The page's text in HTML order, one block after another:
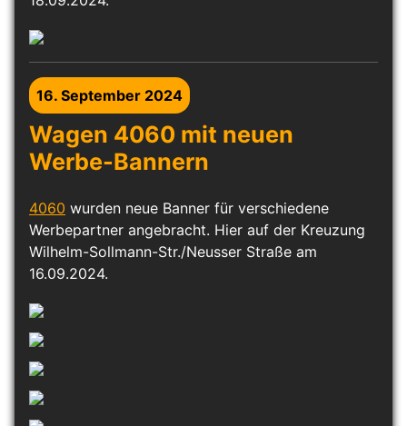
16. September 2024
Wagen 4060 mit neuen
Werbe-Bannern
4060 wurden neue Banner für verschiedene
Werbepartner angebracht. Hier auf der Kreuzung
Wilhelm-Sollmann-Str./Neusser Straße am
16.09.2024.